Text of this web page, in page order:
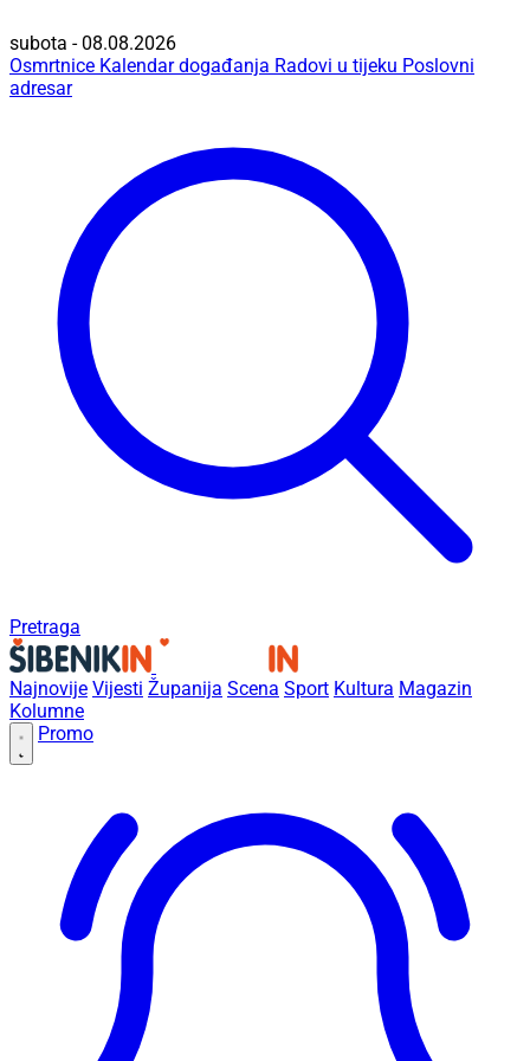
subota - 08.08.2026
Osmrtnice Kalendar događanja Radovi u tijeku Poslovni
adresar
Pretraga
Najnovije Vijesti Županija Scena Sport Kultura Magazin
Kolumne
Promo